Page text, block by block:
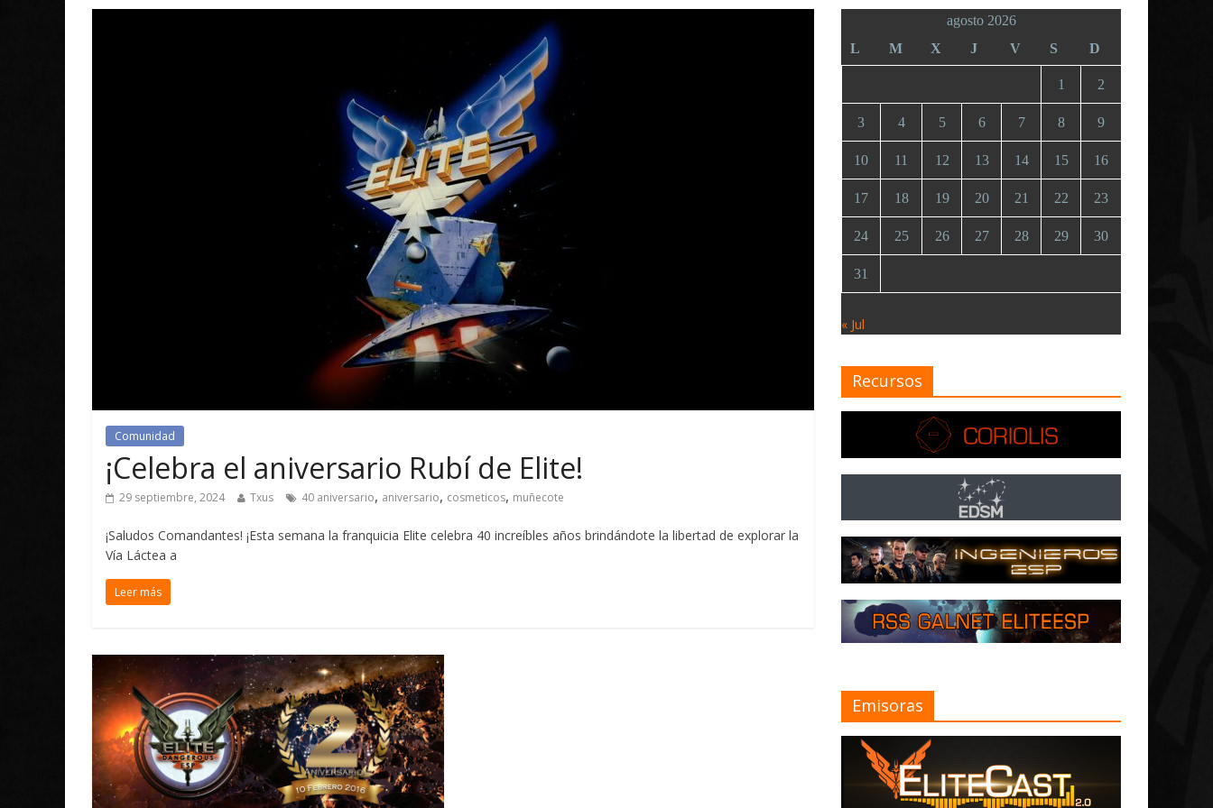
Comunidad
¡Celebra el aniversario Rubí de Elite!
29 septiembre, 2024 Txus 40 aniversario, aniversario, cosmeticos, muñecote
¡Saludos Comandantes! ¡Esta semana la franquicia Elite celebra 40 increíbles años brindándote la libertad de explorar la
Vía Láctea a
Leer más
agosto 2026
L
M X J V S D
1 2
3 4 5 6 7 8 9
10 11 12 13 14 15 16
17 18 19 20 21 22 23
24 25 26 27 28 29 30
31
« Jul
Recursos
Emisoras